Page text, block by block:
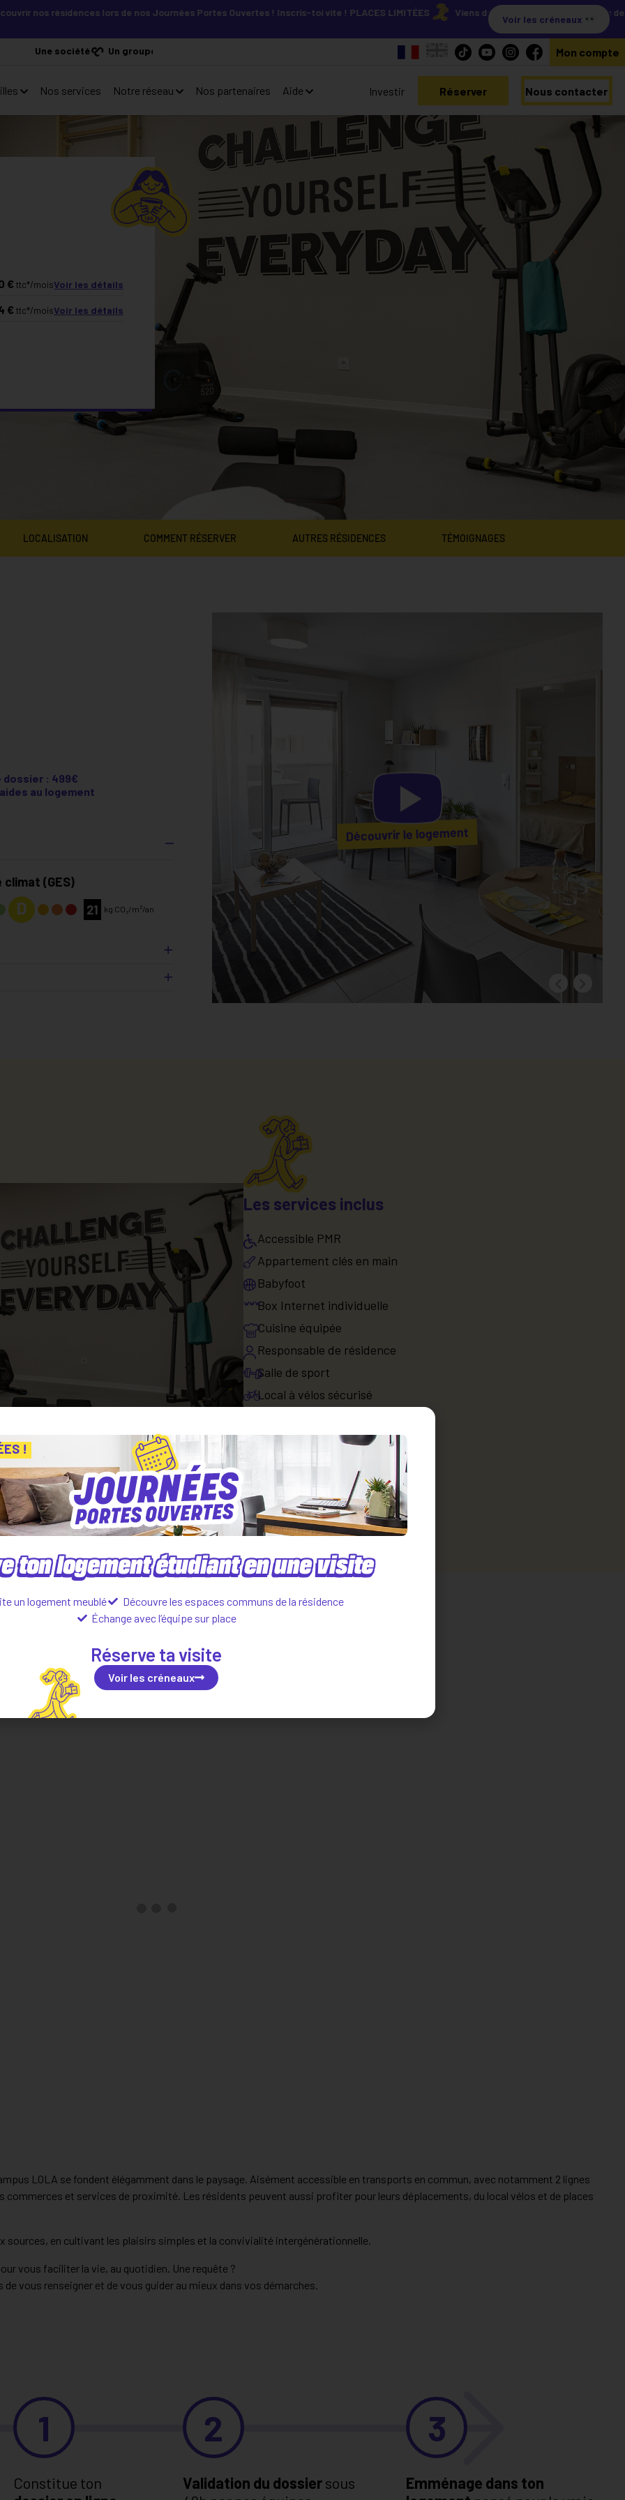
lors de nos Journées Portes Ouvertes ! Inscris-toi vite ! PLACES LIMITÉES Viens découvrir nos résidences lors de nos
Voir les créneaux
Une société Un groupe Mon compte
Nos services Notre réseau Nos partenaires Aide Investir Réserver Nous contacter
€ ttc*/moisVoir les détails
€ ttc*/moisVoir les détails
LOCALISATION COMMENT RÉSERVER AUTRES RÉSIDENCES TÉMOIGNAGES
dossier : 499€
au logement
Découvrir le logement
climat (GES)
D 21 kg CO₂/m²/an
Les services inclus
Accessible PMR
Appartement clés en main
Babyfoot
Box Internet individuelle
Cuisine équipée
Responsable de résidence
Salle de sport
Local à vélos sécurisé
Location d’une place de parking
Ménage de votre appart’
Localisation
Situer dans la ville
LOLA se fondent élégamment dans le paysage. Aisément accessible en transports en commun, avec notamment 2 lignes
commerces et services de proximité. Les résidents peuvent aussi profiter pour leurs déplacements, du local vélos et de places
sources, en cultivant les plaisirs simples et la convivialité intergénérationnelle.
vous faciliter la vie, au quotidien. Une requête ?
de vous renseigner et de vous guider au mieux dans vos démarches.
1
Constitue ton
2
Validation du dossiersous
3
Emménage dans ton
!
ton logement étudiant en une visite
un logement meublé
Découvre les espaces communs de la résidence
Échange avec l’équipe sur place
Réserve ta visite
Voir les créneaux